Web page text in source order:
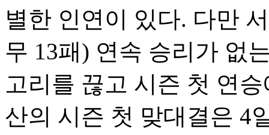
별한 인연이 있다. 다만
무 13패) 연속 승리가 없
고리를 끊고 시즌 첫 연
산의 시즌 첫 맞대결은 4